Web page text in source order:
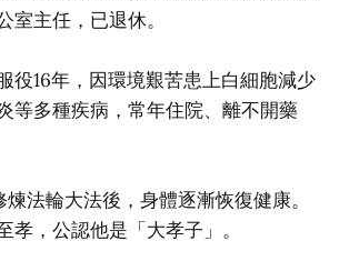
室主任，已退休。
役16年，因環境艱苦患上白細胞減少
等多種疾病，常年住院、離不開藥
法輪大法後，身體逐漸恢復健康。
孝，公認他是「大孝子」。